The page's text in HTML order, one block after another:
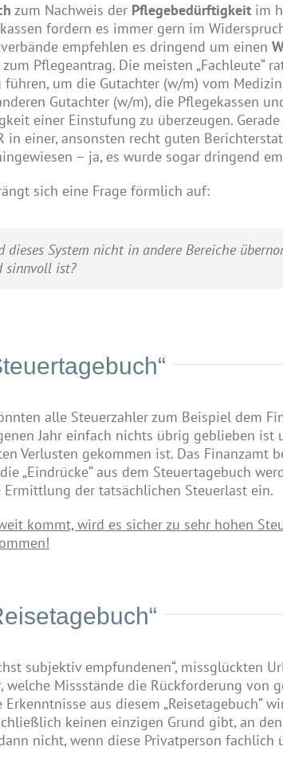
zum Nachweis der Pflegebedürftigkeit im
fordern es immer gern im
empfehlen es dringend um einen
Pflegeantrag. Die meisten „Fachleute“
führen, um die Gutachter (w/m) vom
Gutachter (w/m), die Pflegekassen
einer Einstufung zu überzeugen.
in einer, ansonsten recht guten
– ja, es wurde sogar dringend
sich eine Frage förmlich auf:
dieses System nicht in andere Bereiche
sinnvoll ist?
alle Steuerzahler zum Beispiel dem
Jahr einfach nichts übrig geblieben ist
Verlusten gekommen ist. Das Finanzamt
die „Eindrücke“ aus dem Steuertagebuch
der tatsächlichen Steuerlast ein.
kommt, wird es sicher zu sehr hohen
subjektiv empfundenen“, missglückten
welche Missstände die Rückforderung von
Erkenntnisse aus diesem „Reisetagebuch“
keinen einzigen Grund gibt, an
nicht, wenn diese Privatperson